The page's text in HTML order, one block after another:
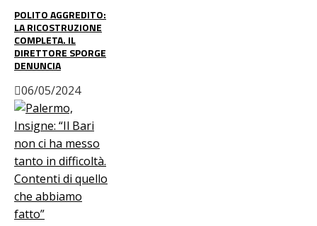
POLITO AGGREDITO:
LA RICOSTRUZIONE
COMPLETA. IL
DIRETTORE SPORGE
DENUNCIA
06/05/2024